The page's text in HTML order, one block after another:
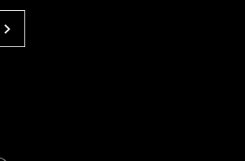
chevron_right